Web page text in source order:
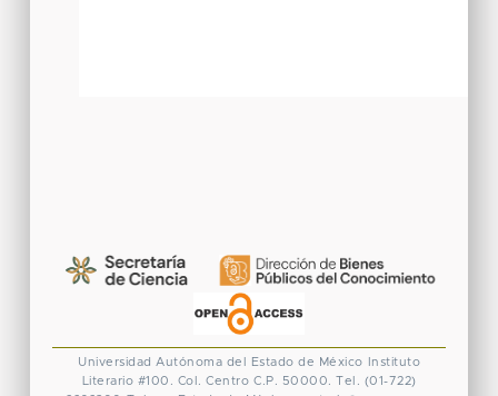
Universidad Autónoma del Estado de México
Instituto
Literario #100. Col. Centro C.P. 50000. Tel. (01-722)